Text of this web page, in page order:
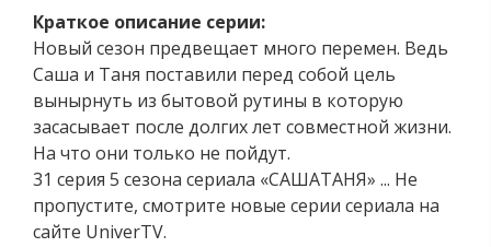
Краткое описание серии:
Новый сезон предвещает много перемен. Ведь
Саша и Таня поставили перед собой цель
вынырнуть из бытовой рутины в которую
засасывает после долгих лет совместной жизни.
На что они только не пойдут.
31 серия 5 сезона сериала «САШАТАНЯ» ... Не
пропустите, смотрите новые серии сериала на
сайте UniverTV.